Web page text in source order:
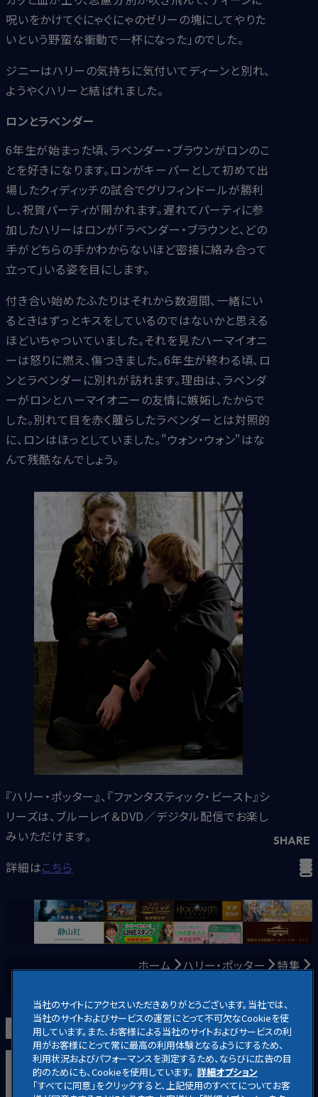
呪いをかけてぐにゃぐにゃのゼリーの塊にしてやりた
いという野蛮な衝動で一杯になった」のでした。
ジニーはハリーの気持ちに気付いてディーンと別れ、
ようやくハリーと結ばれました。
ロンとラベンダー
6年生が始まった頃、ラベンダー・ブラウンがロンのこ
とを好きになります。ロンがキーパーとして初めて出
場したクィディッチの試合でグリフィンドールが勝利
し、祝賀パーティが開かれます。遅れてパーティに参
加したハリーはロンが「ラベンダー・ブラウンと、どの
手がどちらの手かわからないほど密接に絡み合って
立って」いる姿を目にします。
付き合い始めたふたりはそれから数週間、一緒にい
るときはずっとキスをしているのではないかと思える
ほどいちゃついていました。それを見たハーマイオニ
ーは怒りに燃え、傷つきました。6年生が終わる頃、ロ
ンとラベンダーに別れが訪れます。理由は、ラベンダ
ーがロンとハーマイオニーの友情に嫉妬したからで
した。別れて目を赤く腫らしたラベンダーとは対照的
に、ロンはほっとしていました。"ウォン・ウォン"はな
んて残酷なんでしょう。
『ハリー・ポッター』、『ファンタスティック・ビースト』シ
リーズは、ブルーレイ＆DVD／デジタル配信でお楽し
みいただけます。
詳細はこちら
SHARE
ホーム ハリー・ポッター
特集
映画ホームエンターテイメント放送・配信キャラクター
アニメニュースお知らせ
当社のサイトにアクセスいただきありがとうございます。当社では、
当社のサイトおよびサービスの運営にとって不可欠なCookieを使
用しています。また、お客様による当社のサイトおよびサービスの利
用がお客様にとって常に最高の利用体験となるようにするため、
利用状況およびパフォーマンスを測定するため、ならびに広告の目
的のためにも、Cookieを使用しています。 詳細オプション
「すべてに同意」をクリックすると、上記使用のすべてについてお客